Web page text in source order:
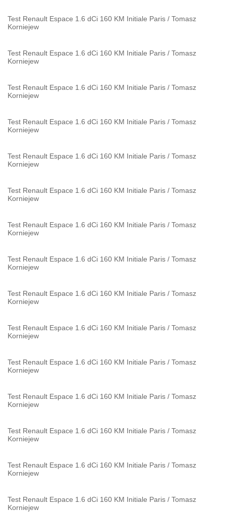
Test Renault Espace 1.6 dCi 160 KM Initiale Paris / Tomasz
Korniejew
Test Renault Espace 1.6 dCi 160 KM Initiale Paris / Tomasz
Korniejew
Test Renault Espace 1.6 dCi 160 KM Initiale Paris / Tomasz
Korniejew
Test Renault Espace 1.6 dCi 160 KM Initiale Paris / Tomasz
Korniejew
Test Renault Espace 1.6 dCi 160 KM Initiale Paris / Tomasz
Korniejew
Test Renault Espace 1.6 dCi 160 KM Initiale Paris / Tomasz
Korniejew
Test Renault Espace 1.6 dCi 160 KM Initiale Paris / Tomasz
Korniejew
Test Renault Espace 1.6 dCi 160 KM Initiale Paris / Tomasz
Korniejew
Test Renault Espace 1.6 dCi 160 KM Initiale Paris / Tomasz
Korniejew
Test Renault Espace 1.6 dCi 160 KM Initiale Paris / Tomasz
Korniejew
Test Renault Espace 1.6 dCi 160 KM Initiale Paris / Tomasz
Korniejew
Test Renault Espace 1.6 dCi 160 KM Initiale Paris / Tomasz
Korniejew
Test Renault Espace 1.6 dCi 160 KM Initiale Paris / Tomasz
Korniejew
Test Renault Espace 1.6 dCi 160 KM Initiale Paris / Tomasz
Korniejew
Test Renault Espace 1.6 dCi 160 KM Initiale Paris / Tomasz
Korniejew